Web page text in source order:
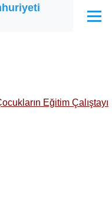
Menü
Eğitim Çalıştayı